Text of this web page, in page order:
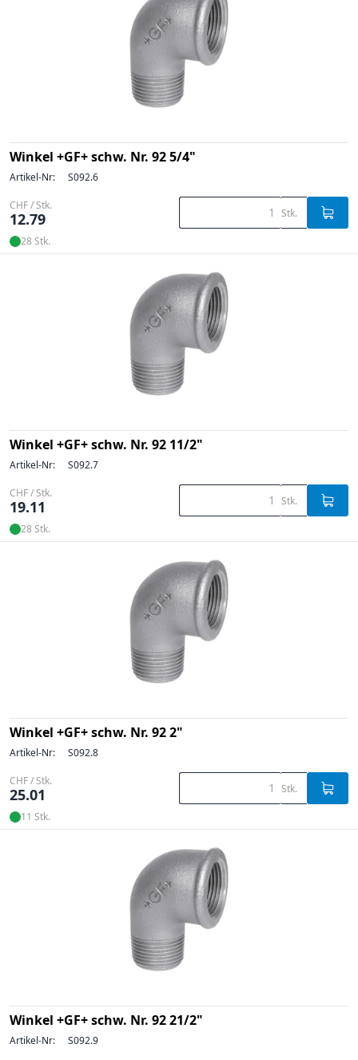
Winkel +GF+ schw. Nr. 92 5/4"
Artikel-Nr: S092.6
CHF / Stk.
12.79 Stk.
28 Stk.
Winkel +GF+ schw. Nr. 92 11/2"
Artikel-Nr: S092.7
CHF / Stk.
19.11 Stk.
28 Stk.
Winkel +GF+ schw. Nr. 92 2"
Artikel-Nr: S092.8
CHF / Stk.
25.01 Stk.
11 Stk.
Winkel +GF+ schw. Nr. 92 21/2"
Artikel-Nr: S092.9